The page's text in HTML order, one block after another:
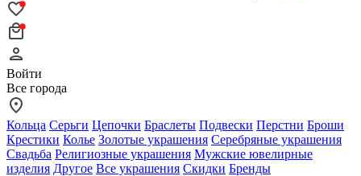
Войти
Все города
Кольца Серьги Цепочки Браслеты Подвески Перстни Броши
Крестики Колье Золотые украшения Серебряные украшения
Свадьба Религиозные украшения Мужские ювелирные
изделия Другое Все украшения Скидки Бренды